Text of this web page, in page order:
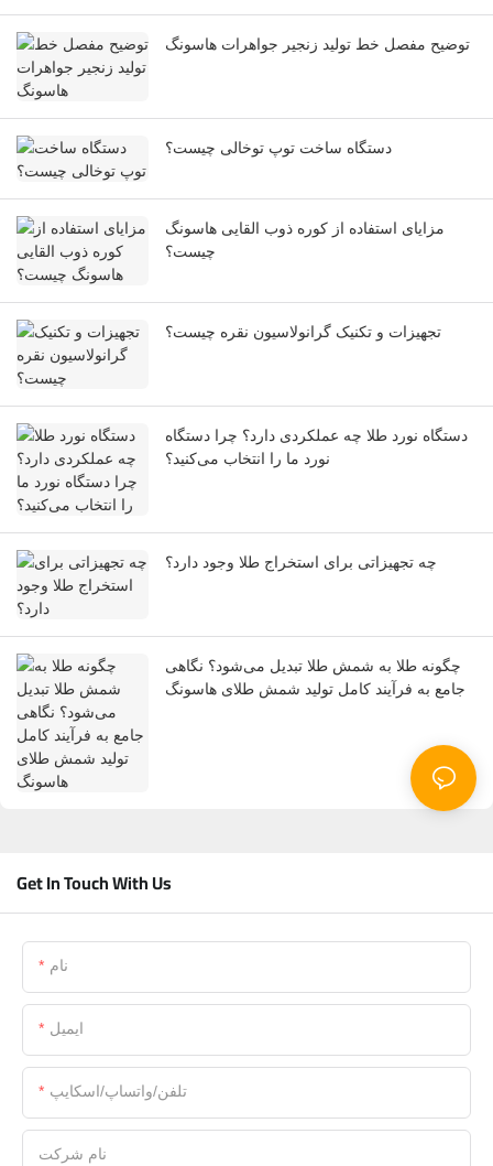
توضیح مفصل خط تولید زنجیر جواهرات هاسونگ
دستگاه ساخت توپ توخالی چیست؟
مزایای استفاده از کوره ذوب القایی هاسونگ
چیست؟
تجهیزات و تکنیک گرانولاسیون نقره چیست؟
دستگاه نورد طلا چه عملکردی دارد؟ چرا دستگاه
نورد ما را انتخاب می‌کنید؟
چه تجهیزاتی برای استخراج طلا وجود دارد؟
چگونه طلا به شمش طلا تبدیل می‌شود؟ نگاهی
جامع به فرآیند کامل تولید شمش طلای هاسونگ
Get In Touch With Us
نام
ایمیل
تلفن/واتساپ/اسکایپ
نام شرکت